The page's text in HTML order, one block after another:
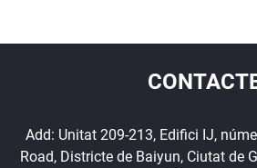
Add: Unitat 209-213, Edifici IJ,
Road, Districte de Baiyun, Ciutat de